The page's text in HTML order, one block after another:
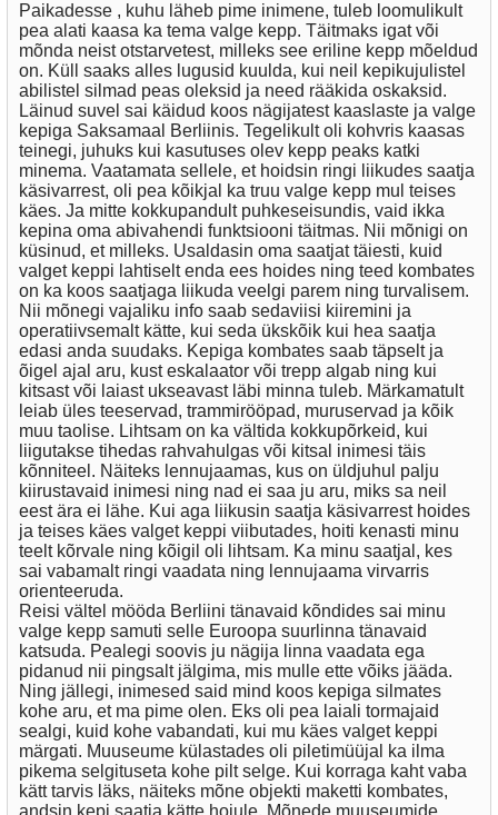
Paikadesse , kuhu läheb pime inimene, tuleb loomulikult
pea alati kaasa ka tema valge kepp. Täitmaks igat või
mõnda neist otstarvetest, milleks see eriline kepp mõeldud
on. Küll saaks alles lugusid kuulda, kui neil kepikujulistel
abilistel silmad peas oleksid ja need rääkida oskaksid.
Läinud suvel sai käidud koos nägijatest kaaslaste ja valge
kepiga Saksamaal Berliinis. Tegelikult oli kohvris kaasas
teinegi, juhuks kui kasutuses olev kepp peaks katki
minema. Vaatamata sellele, et hoidsin ringi liikudes saatja
käsivarrest, oli pea kõikjal ka truu valge kepp mul teises
käes. Ja mitte kokkupandult puhkeseisundis, vaid ikka
kepina oma abivahendi funktsiooni täitmas. Nii mõnigi on
küsinud, et milleks. Usaldasin oma saatjat täiesti, kuid
valget keppi lahtiselt enda ees hoides ning teed kombates
on ka koos saatjaga liikuda veelgi parem ning turvalisem.
Nii mõnegi vajaliku info saab sedaviisi kiiremini ja
operatiivsemalt kätte, kui seda ükskõik kui hea saatja
edasi anda suudaks. Kepiga kombates saab täpselt ja
õigel ajal aru, kust eskalaator või trepp algab ning kui
kitsast või laiast ukseavast läbi minna tuleb. Märkamatult
leiab üles teeservad, trammirööpad, muruservad ja kõik
muu taolise. Lihtsam on ka vältida kokkupõrkeid, kui
liigutakse tihedas rahvahulgas või kitsal inimesi täis
kõnniteel. Näiteks lennujaamas, kus on üldjuhul palju
kiirustavaid inimesi ning nad ei saa ju aru, miks sa neil
eest ära ei lähe. Kui aga liikusin saatja käsivarrest hoides
ja teises käes valget keppi viibutades, hoiti kenasti minu
teelt kõrvale ning kõigil oli lihtsam. Ka minu saatjal, kes
sai vabamalt ringi vaadata ning lennujaama virvarris
orienteeruda.
Reisi vältel mööda Berliini tänavaid kõndides sai minu
valge kepp samuti selle Euroopa suurlinna tänavaid
katsuda. Pealegi soovis ju nägija linna vaadata ega
pidanud nii pingsalt jälgima, mis mulle ette võiks jääda.
Ning jällegi, inimesed said mind koos kepiga silmates
kohe aru, et ma pime olen. Eks oli pea laiali tormajaid
sealgi, kuid kohe vabandati, kui mu käes valget keppi
märgati. Muuseume külastades oli piletimüüjal ka ilma
pikema selgituseta kohe pilt selge. Kui korraga kaht vaba
kätt tarvis läks, näiteks mõne objekti maketti kombates,